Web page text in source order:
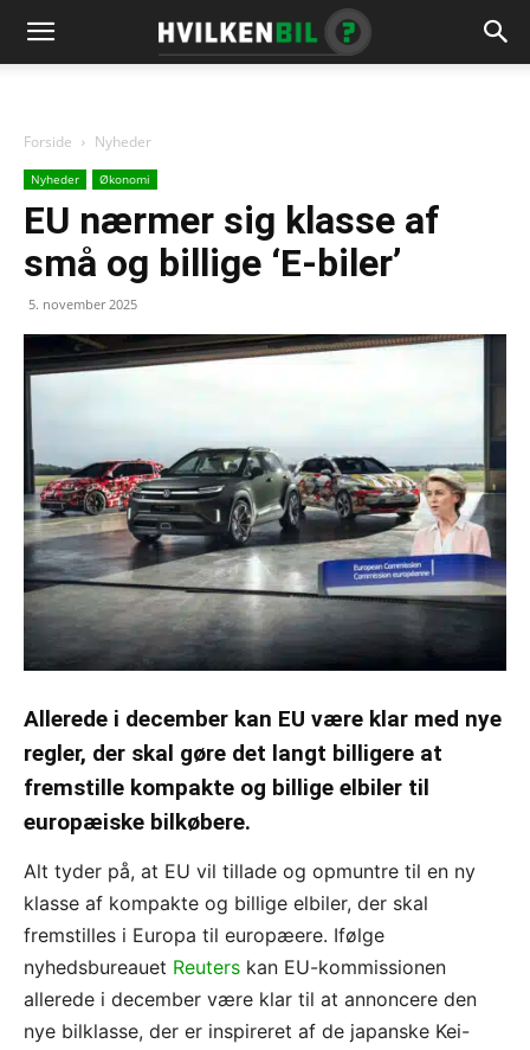
Forside Nyheder
Nyheder Økonomi
EU nærmer sig klasse af
små og billige ‘E-biler’
5. november 2025
Allerede i december kan EU være klar med nye
regler, der skal gøre det langt billigere at
fremstille kompakte og billige elbiler til
europæiske bilkøbere.
Alt tyder på, at EU vil tillade og opmuntre til en ny
klasse af kompakte og billige elbiler, der skal
fremstilles i Europa til europæere. Ifølge
nyhedsbureauet Reuters kan EU-kommissionen
allerede i december være klar til at annoncere den
nye bilklasse, der er inspireret af de japanske Kei-